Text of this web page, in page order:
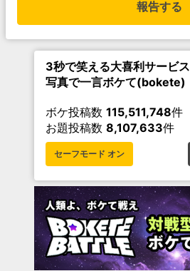
報告する
3秒で笑える大喜利サービス
写真で一言ボケて(bokete)
ボケ投稿数 115,511,748件
お題投稿数 8,107,633件
セーフモード オン